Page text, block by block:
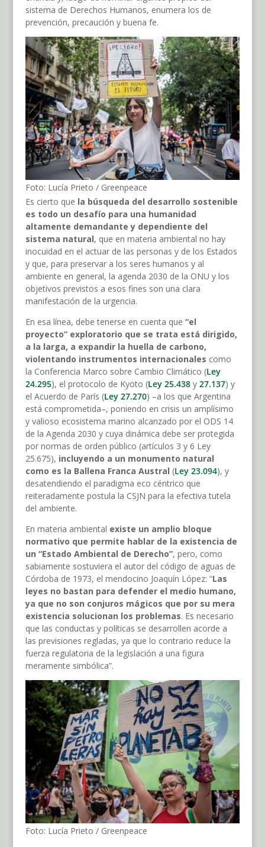
sistema de Derechos Humanos, enumera los de
prevención, precaución y buena fe.
Foto: Lucía Prieto / Greenpeace
Es cierto que la búsqueda del desarrollo sostenible
es todo un desafío para una humanidad
altamente demandante y dependiente del
sistema natural, que en materia ambiental no hay
inocuidad en el actuar de las personas y de los Estados
y que, para preservar a los seres humanos y al
ambiente en general, la agenda 2030 de la ONU y los
objetivos previstos a esos fines son una clara
manifestación de la urgencia.
En esa línea, debe tenerse en cuenta que “el
proyecto” exploratorio que se trata está dirigido,
a la larga, a expandir la huella de carbono,
violentando instrumentos internacionales como
la Conferencia Marco sobre Cambio Climático (Ley
24.295), el protocolo de Kyoto (Ley 25.438y 27.137) y
el Acuerdo de París (Ley 27.270) –a los que Argentina
está comprometida–, poniendo en crisis un amplísimo
y valioso ecosistema marino alcanzado por el ODS 14
de la Agenda 2030 y cuya dinámica debe ser protegida
por normas de orden público (artículos 3 y 6 Ley
25.675), incluyendo a un monumento natural
como es la Ballena Franca Austral (Ley 23.094), y
desatendiendo el paradigma eco céntrico que
reiteradamente postula la CSJN para la efectiva tutela
del ambiente.
En materia ambiental existe un amplio bloque
normativo que permite hablar de la existencia de
un “Estado Ambiental de Derecho”, pero, como
sabiamente sostuviera el autor del código de aguas de
Córdoba de 1973, el mendocino Joaquín López: “Las
leyes no bastan para defender el medio humano,
ya que no son conjuros mágicos que por su mera
existencia solucionan los problemas. Es necesario
que las conductas y políticas se desarrollen acorde a
las previsiones regladas, ya que lo contrario reduce la
fuerza regulatoria de la legislación a una figura
meramente simbólica”.
Foto: Lucía Prieto / Greenpeace